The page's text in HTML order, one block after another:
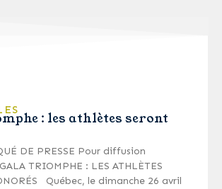
: les athlètes seront
DE PRESSE Pour diffusion
TRIOMPHE : LES ATHLÈTES
Québec, le dimanche 26 avril